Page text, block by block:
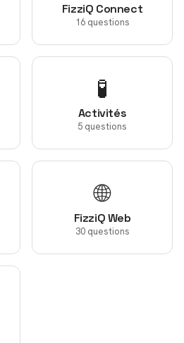
FizziQ Connect
16 questions
🧪
Activités
5 questions
🌐
FizziQ Web
30 questions